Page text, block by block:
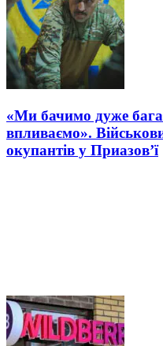
«Ми бачимо дуже
впливаємо».
окупантів у Приазов’ї